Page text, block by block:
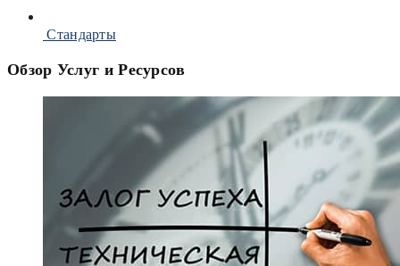
Стандарты
Обзор Услуг и Ресурсов